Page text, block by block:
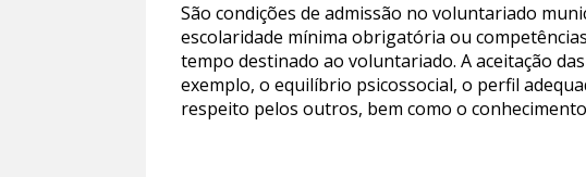
São condições de admissão no voluntariado
escolaridade mínima obrigatória ou
tempo destinado ao voluntariado. A aceitação
exemplo, o equilíbrio psicossocial, o perfil
respeito pelos outros, bem como o